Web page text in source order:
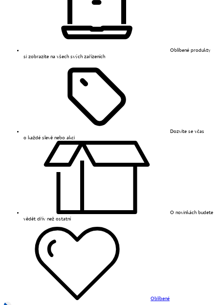
Oblíbené produkty
si zobrazíte na všech svých zařízeních
Dozvíte se včas
o každé slevě nebo akci
O novinkách budete
vědět dřív než ostatní
Oblíbené